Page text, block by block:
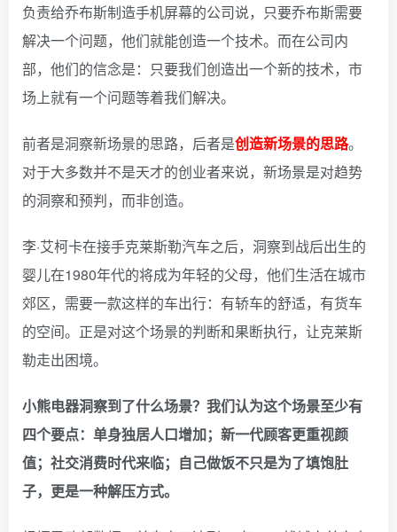
负责给乔布斯制造手机屏幕的公司说，只要乔布斯需要
解决一个问题，他们就能创造一个技术。而在公司内
部，他们的信念是：只要我们创造出一个新的技术，市
场上就有一个问题等着我们解决。
前者是洞察新场景的思路，后者是创造新场景的思路。
对于大多数并不是天才的创业者来说，新场景是对趋势
的洞察和预判，而非创造。
李·艾柯卡在接手克莱斯勒汽车之后，洞察到战后出生的
婴儿在1980年代的将成为年轻的父母，他们生活在城市
郊区，需要一款这样的车出行：有轿车的舒适，有货车
的空间。 正是对这个场景的判断和果断执行，让克莱斯
勒走出困境。
小熊电器洞察到了什么场景？我们认为这个场景至少有
四个要点：单身独居人口增加；新一代顾客更重视颜
值；社交消费时代来临；自己做饭不只是为了填饱肚
子，更是一种解压方式。